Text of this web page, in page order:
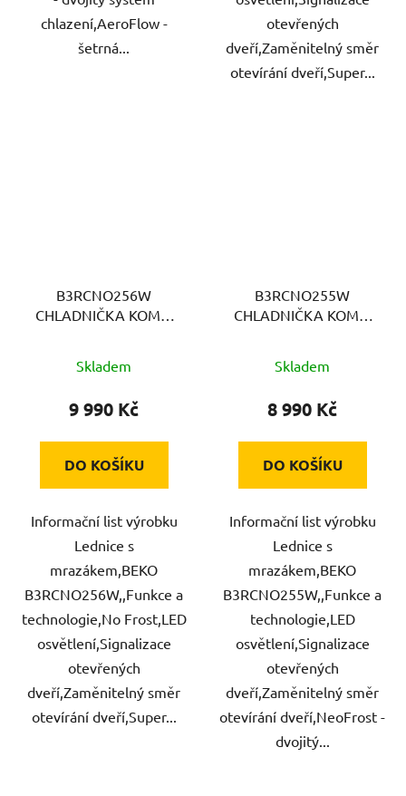
chlazení,AeroFlow -
šetrná...
otevřených
dveří,Zaměnitelný směr
otevírání dveří,Super...
B3RCNO256W
CHLADNIČKA KOMBI
Skladem
9 990 Kč
DO KOŠÍKU
Informační list výrobku
Lednice s
mrazákem,BEKO
B3RCNO256W,,Funkce a
technologie,No Frost,LED
osvětlení,Signalizace
otevřených
dveří,Zaměnitelný směr
otevírání dveří,Super...
B3RCNO255W
CHLADNIČKA KOMBI
Skladem
8 990 Kč
DO KOŠÍKU
Informační list výrobku
Lednice s
mrazákem,BEKO
B3RCNO255W,,Funkce a
technologie,LED
osvětlení,Signalizace
otevřených
dveří,Zaměnitelný směr
otevírání dveří,NeoFrost -
dvojitý...